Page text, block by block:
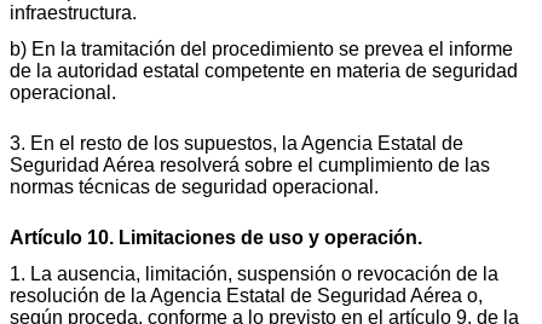
infraestructura.
b) En la tramitación del procedimiento se prevea el informe
de la autoridad estatal competente en materia de seguridad
operacional.
3. En el resto de los supuestos, la Agencia Estatal de
Seguridad Aérea resolverá sobre el cumplimiento de las
normas técnicas de seguridad operacional.
Artículo 10. Limitaciones de uso y operación.
1. La ausencia, limitación, suspensión o revocación de la
resolución de la Agencia Estatal de Seguridad Aérea o,
según proceda, conforme a lo previsto en el artículo 9, de la